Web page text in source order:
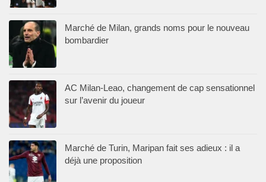
Marché de Milan, grands noms pour le nouveau
bombardier
AC Milan-Leao, changement de cap sensationnel
sur l’avenir du joueur
Marché de Turin, Maripan fait ses adieux : il a
déjà une proposition